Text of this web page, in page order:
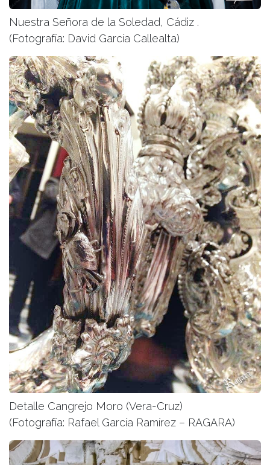
Nuestra Señora de la Soledad, Cádiz .
(Fotografía: David García Callealta)
Detalle Cangrejo Moro (Vera-Cruz)
(Fotografía: Rafael García Ramírez – RAGARA)